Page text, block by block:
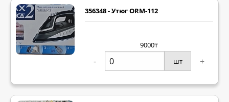
356348 - Утюг ORM-112
9000₸
- шт +